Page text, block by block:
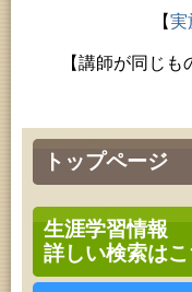
トップページ
生涯学習情報
詳しい検索は
【実
【講師が同じも